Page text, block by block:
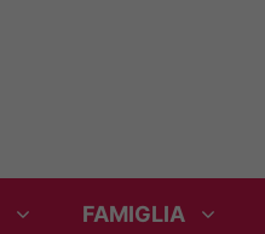
FAMIGLIA